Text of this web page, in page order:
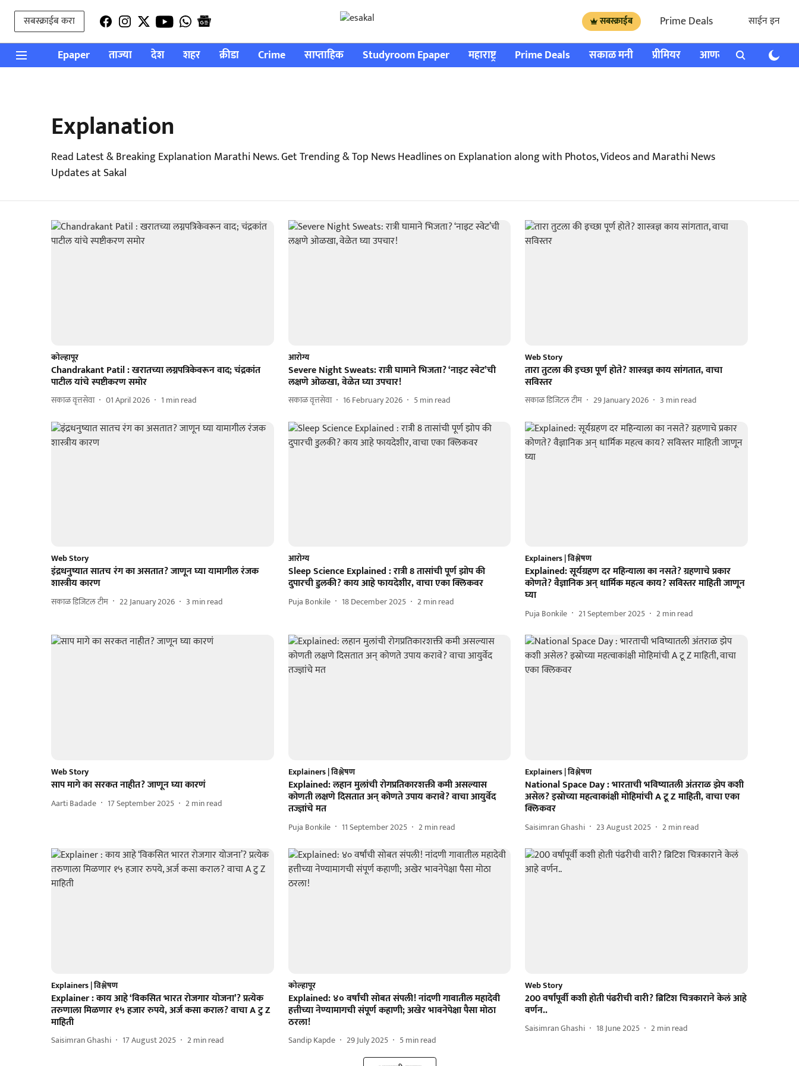
सबस्क्राईब करा सबस्क्राईब Prime Deals साईन इन
Epaper ताज्या देश शहर क्रीडा Crime साप्ताहिक Studyroom Epaper महाराष्ट्र Prime Deals सकाळ मनी प्रीमियर आणखी राशी भविष्य
Explanation
Read Latest & Breaking Explanation Marathi News. Get Trending & Top News Headlines on Explanation along with Photos, Videos and Marathi News
Updates at Sakal
कोल्हापूर
Chandrakant Patil : खरातच्या लग्नपत्रिकेवरून वाद; चंद्रकांत
पाटील यांचे स्पष्टीकरण समोर
सकाळ वृत्तसेवा 01 April 2026 1 min read
आरोग्य
Severe Night Sweats: रात्री घामाने भिजता? ‘नाइट स्वेट’ची
लक्षणे ओळखा, वेळेत घ्या उपचार!
सकाळ वृत्तसेवा 16 February 2026 5min read
Web Story
तारा तुटला की इच्छा पूर्ण होते? शास्त्रज्ञ काय सांगतात, वाचा
सविस्तर
सकाळ डिजिटल टीम 29 January 2026 3 min read
Web Story
इंद्रधनुष्यात सातच रंग का असतात? जाणून घ्या यामागील रंजक
शास्त्रीय कारण
सकाळ डिजिटल टीम 22 January 2026 3 min read
आरोग्य
Sleep Science Explained : रात्री 8 तासांची पूर्ण झोप की
दुपारची डुलकी? काय आहे फायदेशीर, वाचा एका क्लिकवर
Puja Bonkile 18 December 2025 2min read
Explainers | विश्लेषण
Explained: सूर्यग्रहण दर महिन्याला का नसते? ग्रहणाचे प्रकार
कोणते? वैज्ञानिक अन् धार्मिक महत्व काय? सविस्तर माहिती जाणून
घ्या
Puja Bonkile 21 September 2025 2min read
Web Story
साप मागे का सरकत नाहीत? जाणून घ्या कारणं
Aarti Badade 17 September 2025 2min read
Explainers | विश्लेषण
Explained: लहान मुलांची रोगप्रतिकारशक्ती कमी असल्यास
कोणती लक्षणे दिसतात अन् कोणते उपाय करावे? वाचा आयुर्वेद
तज्ज्ञांचे मत
Puja Bonkile 11 September 2025 2min read
Explainers | विश्लेषण
National Space Day : भारताची भविष्यातली अंतराळ झेप कशी
असेल? इस्रोच्या महत्वाकांक्षी मोहिमांची A टू Z माहिती, वाचा एका
क्लिकवर
Saisimran Ghashi 23 August 2025 2min read
Explainers | विश्लेषण
Explainer : काय आहे ‘विकसित भारत रोजगार योजना’? प्रत्येक
तरुणाला मिळणार १५ हजार रुपये, अर्ज कसा कराल? वाचा A टु Z
माहिती
Saisimran Ghashi 17 August 2025 2min read
कोल्हापूर
Explained: ४० वर्षांची सोबत संपली! नांदणी गावातील महादेवी
हत्तीच्या नेण्यामागची संपूर्ण कहाणी; अखेर भावनेपेक्षा पैसा मोठा
ठरला!
Sandip Kapde 29 July 2025 5min read
Web Story
200 वर्षांपूर्वी कशी होती पंढरीची वारी? ब्रिटिश चित्रकाराने केलं आहे
वर्णन..
Saisimran Ghashi 18 June 2025 2min read